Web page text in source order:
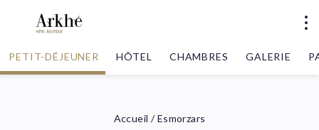
HÔTEL CHAMBRES
PETIT-DÉJEUNER GALERIE
Accueil /Esmorzars